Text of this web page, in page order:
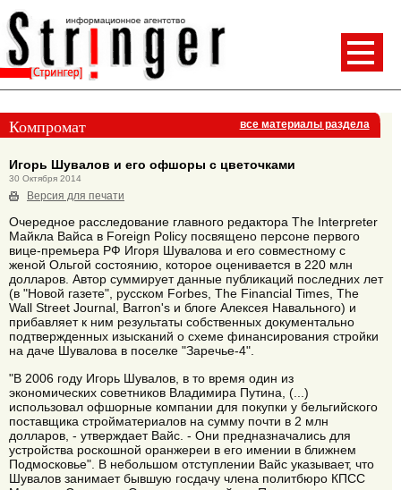
Компромат все материалы раздела
Игорь Шувалов и его офшоры с цветочками
30 Октября 2014
Версия для печати
Очередное расследование главного редактора The Interpreter
Майкла Вайса в Foreign Policy посвящено персоне первого
вице-премьера РФ Игоря Шувалова и его совместному с
женой Ольгой состоянию, которое оценивается в 220 млн
долларов. Автор суммирует данные публикаций последних лет
(в "Новой газете", русском Forbes, The Financial Times, The
Wall Street Journal, Barron's и блоге Алексея Навального) и
прибавляет к ним результаты собственных документально
подтвержденных изысканий о схеме финансирования стройки
на даче Шувалова в поселке "Заречье-4".
"В 2006 году Игорь Шувалов, в то время один из
экономических советников Владимира Путина, (...)
использовал офшорные компании для покупки у бельгийского
поставщика стройматериалов на сумму почти в 2 млн
долларов, - утверждает Вайс. - Они предназначались для
устройства роскошной оранжереи в его имении в ближнем
Подмосковье". В небольшом отступлении Вайс указывает, что
Шувалов занимает бывшую госдачу члена политбюро КПСС